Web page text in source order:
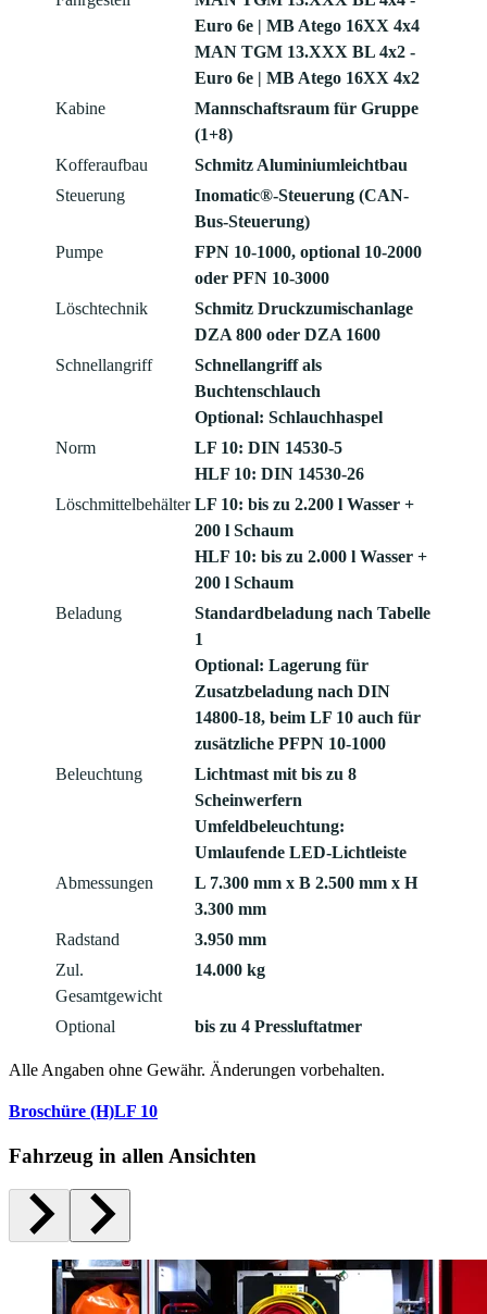
Euro 6e | MB Atego 16XX 4x4
MAN TGM 13.XXX BL 4x2 -
Euro 6e | MB Atego 16XX 4x2
Kabine
Mannschaftsraum für Gruppe
(1+8)
Kofferaufbau
Schmitz Aluminiumleichtbau
Steuerung
Inomatic®-Steuerung (CAN-
Bus-Steuerung)
Pumpe
FPN 10-1000, optional 10-2000
oder PFN 10-3000
Löschtechnik
Schmitz Druckzumischanlage
DZA 800 oder DZA 1600
Schnellangriff
Schnellangriff als
Buchtenschlauch
Optional: Schlauchhaspel
Norm
LF 10: DIN 14530-5
HLF 10: DIN 14530-26
Löschmittelbehälter LF 10: bis zu 2.200 l Wasser +
200 l Schaum
HLF 10: bis zu 2.000 l Wasser +
200 l Schaum
Beladung
Standardbeladung nach Tabelle
1
Optional: Lagerung für
Zusatzbeladung nach DIN
14800-18, beim LF 10 auch für
zusätzliche PFPN 10-1000
Beleuchtung
Lichtmast mit bis zu 8
Scheinwerfern
Umfeldbeleuchtung:
Umlaufende LED-Lichtleiste
Abmessungen
L 7.300 mm x B 2.500 mm x H
3.300 mm
Radstand
3.950 mm
Zul.
Gesamtgewicht
14.000 kg
Optional bis zu 4 Pressluftatmer
Alle Angaben ohne Gewähr. Änderungen vorbehalten.
Broschüre (H)LF 10
Fahrzeug in allen Ansichten